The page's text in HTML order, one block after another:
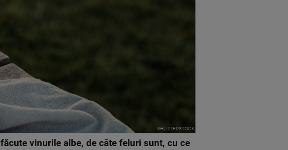
SHUTTERSTOCK
vinurile albe, de câte feluri sunt, cu ce